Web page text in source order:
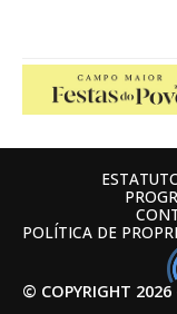
© COPYRIGHT
POLÍTICA DE